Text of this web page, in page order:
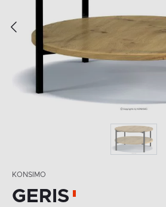
KONSIMO
GERIS